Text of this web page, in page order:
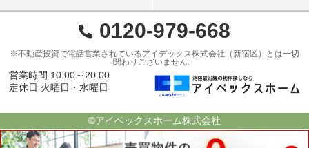
0120-979-668
※不動産投資で電話営業されているアイデックス株式会社（新宿区）とは一切
関わりございません。
営業時間 10:00～20:00
定休日 火曜日・水曜日
©アイベックスホーム株式会社